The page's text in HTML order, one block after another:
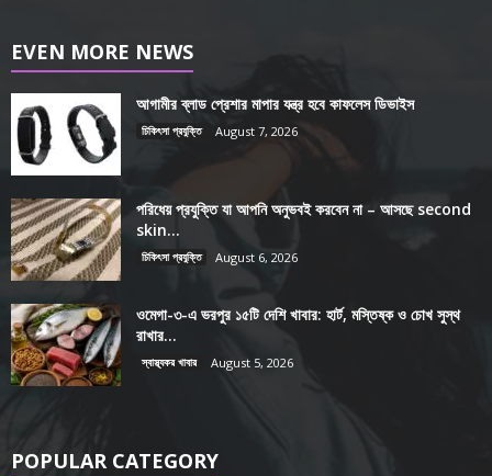
EVEN MORE NEWS
আগামীর ব্লাড প্রেশার মাপার যন্ত্র হবে কাফলেস ডিভাইস
চিকিৎসা প্রযুক্তি August 7, 2026
পরিধেয় প্রযুক্তি যা আপনি অনুভবই করবেন না – আসছে second
skin...
চিকিৎসা প্রযুক্তি August 6, 2026
ওমেগা-৩-এ ভরপুর ১৫টি দেশি খাবার: হার্ট, মস্তিষ্ক ও চোখ সুস্থ
রাখার...
স্বাস্থ্যকর খাবার August 5, 2026
POPULAR CATEGORY